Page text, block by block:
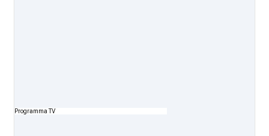
Programma TV